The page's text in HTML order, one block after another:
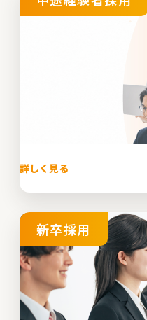
詳しく見る
新卒採用